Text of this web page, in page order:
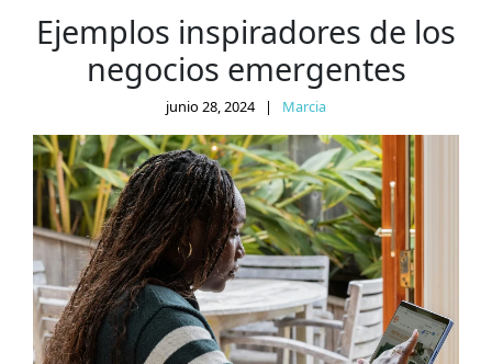
Ejemplos inspiradores de los
negocios emergentes
junio 28, 2024 | Marcia